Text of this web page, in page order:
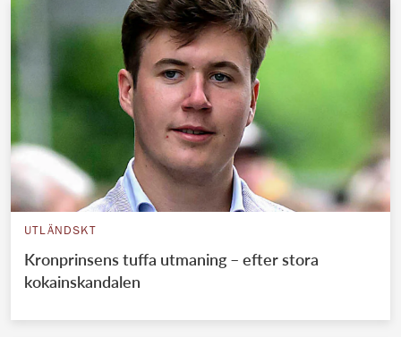
UTLÄNDSKT
Kronprinsens tuffa utmaning – efter stora
kokainskandalen